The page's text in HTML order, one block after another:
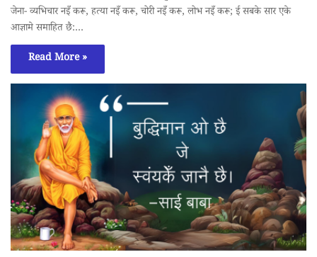
जेना- व्यभिचार नइँ करू, हत्या नइँ करू, चोरी नइँ करू, लोभ नइँ करू; ई सबके सार एके
आज्ञामे समाहित छै:…
Read More »